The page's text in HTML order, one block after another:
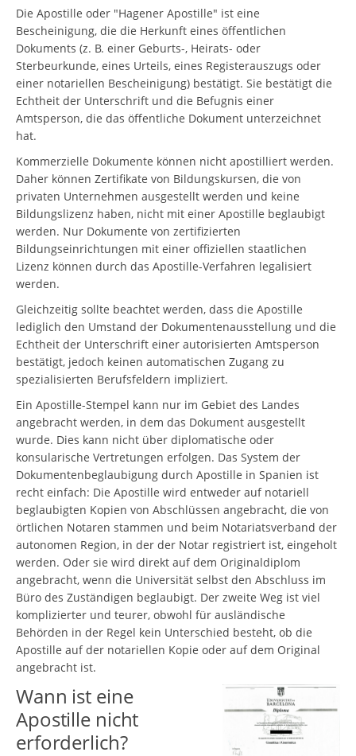
Die Apostille oder "Hagener Apostille" ist eine
Bescheinigung, die die Herkunft eines öffentlichen
Dokuments (z. B. einer Geburts-, Heirats- oder
Sterbeurkunde, eines Urteils, eines Registerauszugs oder
einer notariellen Bescheinigung) bestätigt. Sie bestätigt die
Echtheit der Unterschrift und die Befugnis einer
Amtsperson, die das öffentliche Dokument unterzeichnet
hat.
Kommerzielle Dokumente können nicht apostilliert werden.
Daher können Zertifikate von Bildungskursen, die von
privaten Unternehmen ausgestellt werden und keine
Bildungslizenz haben, nicht mit einer Apostille beglaubigt
werden. Nur Dokumente von zertifizierten
Bildungseinrichtungen mit einer offiziellen staatlichen
Lizenz können durch das Apostille-Verfahren legalisiert
werden.
Gleichzeitig sollte beachtet werden, dass die Apostille
lediglich den Umstand der Dokumentenausstellung und die
Echtheit der Unterschrift einer autorisierten Amtsperson
bestätigt, jedoch keinen automatischen Zugang zu
spezialisierten Berufsfeldern impliziert.
Ein Apostille-Stempel kann nur im Gebiet des Landes
angebracht werden, in dem das Dokument ausgestellt
wurde. Dies kann nicht über diplomatische oder
konsularische Vertretungen erfolgen. Das System der
Dokumentenbeglaubigung durch Apostille in Spanien ist
recht einfach: Die Apostille wird entweder auf notariell
beglaubigten Kopien von Abschlüssen angebracht, die von
örtlichen Notaren stammen und beim Notariatsverband der
autonomen Region, in der der Notar registriert ist, eingeholt
werden. Oder sie wird direkt auf dem Originaldiplom
angebracht, wenn die Universität selbst den Abschluss im
Büro des Zuständigen beglaubigt. Der zweite Weg ist viel
komplizierter und teurer, obwohl für ausländische
Behörden in der Regel kein Unterschied besteht, ob die
Apostille auf der notariellen Kopie oder auf dem Original
angebracht ist.
Wann ist eine
Apostille nicht
erforderlich?